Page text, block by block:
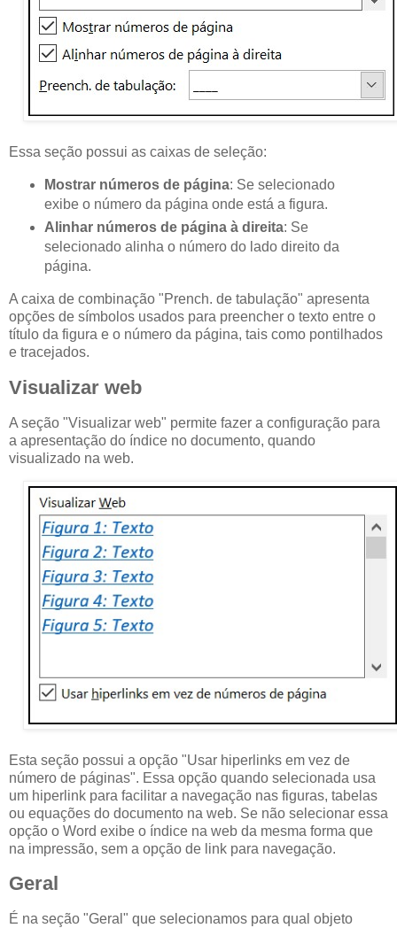
Essa seção possui as caixas de seleção:
Mostrar números de página: Se selecionado
exibe o número da página onde está a figura.
Alinhar números de página à direita: Se
selecionado alinha o número do lado direito da
página.
A caixa de combinação "Prench. de tabulação" apresenta
opções de símbolos usados para preencher o texto entre o
título da figura e o número da página, tais como pontilhados
e tracejados.
Visualizar web
A seção "Visualizar web" permite fazer a configuração para
a apresentação do índice no documento, quando
visualizado na web.
Esta seção possui a opção "Usar hiperlinks em vez de
número de páginas". Essa opção quando selecionada usa
um hiperlink para facilitar a navegação nas figuras, tabelas
ou equações do documento na web. Se não selecionar essa
opção o Word exibe o índice na web da mesma forma que
na impressão, sem a opção de link para navegação.
Geral
É na seção "Geral" que selecionamos para qual objeto